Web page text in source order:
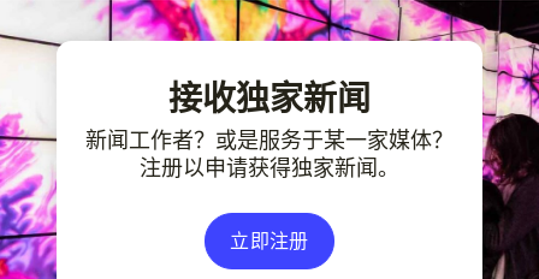
接收独家新闻
新闻工作者？或是服务于某一家媒体？
注册以申请获得独家新闻。
立即注册